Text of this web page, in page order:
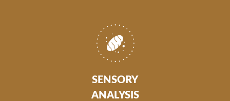
SENSORY
ANALYSIS